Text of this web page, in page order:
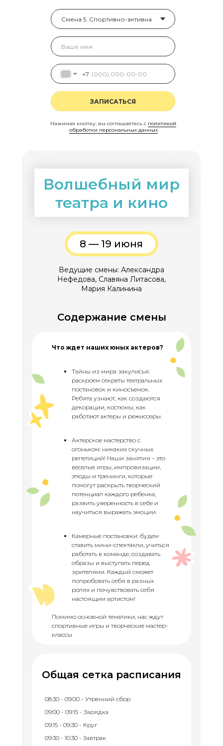
Нажимая кнопку, вы соглашаетесь с политикой
обработки персональных данных
+7
ЗАПИСАТЬСЯ
Волшебный мир
театра и кино
8 — 19 июня
Ведущие смены: Александра
Нефедова, Славяна Литасова,
Мария Калинина
Общая сетка расписания
08:30 - 09:00 - Утренний сбор
09:00 - 09:15 - Зарядка
09:15 - 09:30 - Круг
09:30 - 10:30 - Завтрак
Содержание смены
Что ждет наших юных актеров?
Тайны из мира закулисья:
раскроем секреты театральных
постановок и киносъемок.
Ребята узнают, как создаются
декорации, костюмы, как
работают актеры и режиссеры.
Актерское мастерство с
огоньком: никаких скучных
репетиций! Наши занятия – это
веселые игры, импровизации,
этюды и тренинги, которые
помогут раскрыть творческий
потенциал каждого ребенка,
развить уверенность в себе и
научиться выражать эмоции.
Камерные постановки: будем
ставить мини-спектакли, учиться
работать в команде, создавать
образы и выступать перед
зрителями. Каждый сможет
попробовать себя в разных
ролях и почувствовать себя
настоящим артистом!
Помимо основной тематики, нас ждут
спортивные игры и творческие мастер-
классы